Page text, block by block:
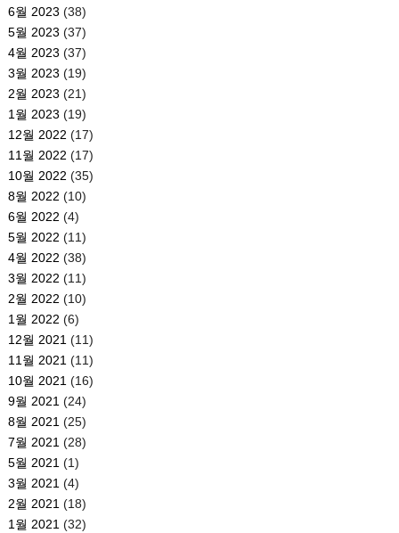
6월 2023 (38)
5월 2023 (37)
4월 2023 (37)
3월 2023 (19)
2월 2023 (21)
1월 2023 (19)
12월 2022 (17)
11월 2022 (17)
10월 2022 (35)
8월 2022 (10)
6월 2022 (4)
5월 2022 (11)
4월 2022 (38)
3월 2022 (11)
2월 2022 (10)
1월 2022 (6)
12월 2021(11)
11월 2021(11)
10월 2021(16)
9월 2021(24)
8월 2021(25)
7월 2021(28)
5월 2021(1)
3월 2021(4)
2월 2021(18)
1월 2021(32)